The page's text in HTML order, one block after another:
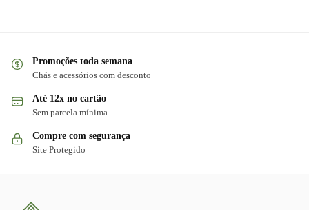
Promoções toda semana
Chás e acessórios com desconto
Até 12x no cartão
Sem parcela mínima
Compre com segurança
Site Protegido